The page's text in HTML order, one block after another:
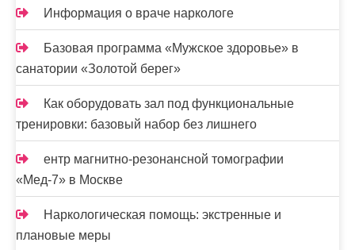
Информация о враче наркологе
Базовая программа «Мужское здоровье» в
санатории «Золотой берег»
Как оборудовать зал под функциональные
тренировки: базовый набор без лишнего
ентр магнитно-резонансной томографии
«Мед-7» в Москве
Наркологическая помощь: экстренные и
плановые меры